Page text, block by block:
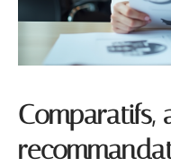
Comparatifs,